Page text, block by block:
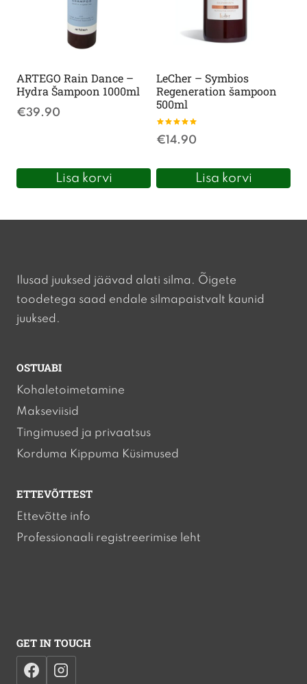
ARTEGO Rain Dance –
Hydra Šampoon 1000ml
€39.90
Lisa korvi
LeCher – Symbios
Regeneration šampoon
500ml
Hinnanguga
5
€14.90
Lisa korvi
Ilusad juuksed jäävad alati silma. Õigete
toodetega saad endale silmapaistvalt kaunid
juuksed.
OSTUABI
Kohaletoimetamine
Makseviisid
Tingimused ja privaatsus
Korduma Kippuma Küsimused
ETTEVÕTTEST
Ettevõtte info
Professionaali registreerimise leht
GET IN TOUCH